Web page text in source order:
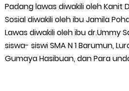
Wabup Meranti Serahkan
Optimalisasi Pelaksanaan
Ketenagakerjaan
Padang lawas diwakili oleh Kanit
Sosial diwakili oleh ibu Jamila
Lawas diwakili oleh ibu dr.Ummy
siswa- siswi SMA N 1 Barumun,
Gumaya Hasibuan, dan Para